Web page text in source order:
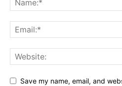
Save my name, email, and